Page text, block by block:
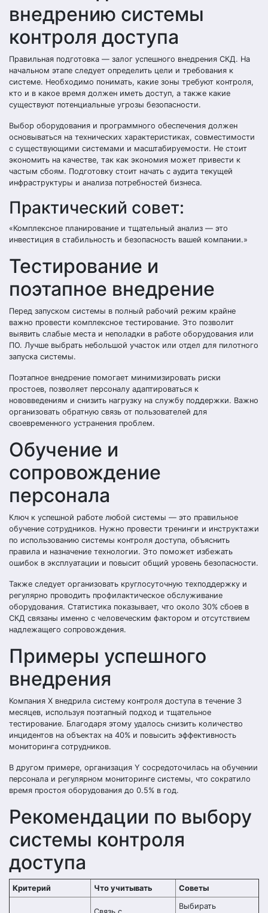
внедрению системы
контроля доступа
Правильная подготовка — залог успешного внедрения СКД. На
начальном этапе следует определить цели и требования к
системе. Необходимо понимать, какие зоны требуют контроля,
кто и в какое время должен иметь доступ, а также какие
существуют потенциальные угрозы безопасности.
Выбор оборудования и программного обеспечения должен
основываться на технических характеристиках, совместимости
с существующими системами и масштабируемости. Не стоит
экономить на качестве, так как экономия может привести к
частым сбоям. Подготовку стоит начать с аудита текущей
инфраструктуры и анализа потребностей бизнеса.
Практический совет:
«Комплексное планирование и тщательный анализ — это
инвестиция в стабильность и безопасность вашей компании.»
Тестирование и
поэтапное внедрение
Перед запуском системы в полный рабочий режим крайне
важно провести комплексное тестирование. Это позволит
выявить слабые места и неполадки в работе оборудования или
ПО. Лучше выбрать небольшой участок или отдел для пилотного
запуска системы.
Поэтапное внедрение помогает минимизировать риски
простоев, позволяет персоналу адаптироваться к
нововведениям и снизить нагрузку на службу поддержки. Важно
организовать обратную связь от пользователей для
своевременного устранения проблем.
Обучение и
сопровождение
персонала
Ключ к успешной работе любой системы — это правильное
обучение сотрудников. Нужно провести тренинги и инструктажи
по использованию системы контроля доступа, объяснить
правила и назначение технологии. Это поможет избежать
ошибок в эксплуатации и повысит общий уровень безопасности.
Также следует организовать круглосуточную техподдержку и
регулярно проводить профилактическое обслуживание
оборудования. Статистика показывает, что около 30% сбоев в
СКД связаны именно с человеческим фактором и отсутствием
надлежащего сопровождения.
Примеры успешного
внедрения
Компания X внедрила систему контроля доступа в течение 3
месяцев, используя поэтапный подход и тщательное
тестирование. Благодаря этому удалось снизить количество
инцидентов на объектах на 40% и повысить эффективность
мониторинга сотрудников.
В другом примере, организация Y сосредоточилась на обучении
персонала и регулярном мониторинге системы, что сократило
время простоя оборудования до 0.5% в год.
Рекомендации по выбору
системы контроля
доступа
Критерий Что учитывать Советы
Выбирать